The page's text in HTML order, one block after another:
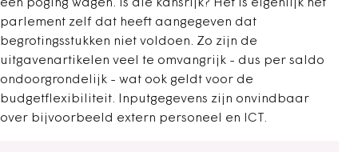
een poging wagen. Is die kansrijk? Het is eigenlijk het
parlement zelf dat heeft aangegeven dat
begrotingsstukken niet voldoen. Zo zijn de
uitgavenartikelen veel te omvangrijk - dus per saldo
ondoorgrondelijk - wat ook geldt voor de
budgetflexibiliteit. Inputgegevens zijn onvindbaar
over bijvoorbeeld extern personeel en ICT.